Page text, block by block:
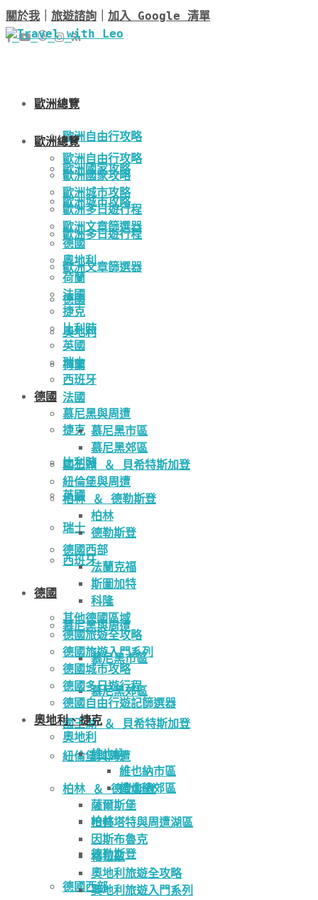
關於我 旅遊諮詢 加入 Google 清單
歐洲總覽
歐洲自由行攻略
歐洲國家攻略
歐洲城市攻略
歐洲多日遊行程
歐洲文章篩選器
德國
奧地利
荷蘭
法國
捷克
比利時
英國
瑞士
西班牙
德國
慕尼黑與周遭
慕尼黑市區
慕尼黑郊區
國王湖 ＆ 貝希特斯加登
紐倫堡與周遭
柏林 ＆ 德勒斯登
柏林
德勒斯登
德國西部
歐洲總覽
歐洲自由行攻略
歐洲國家攻略
歐洲城市攻略
歐洲多日遊行程
歐洲文章篩選器
德國
奧地利
荷蘭
法國
捷克
比利時
英國
瑞士
西班牙
德國
慕尼黑與周遭
慕尼黑市區
慕尼黑郊區
國王湖 ＆ 貝希特斯加登
紐倫堡與周遭
柏林 ＆ 德勒斯登
柏林
德勒斯登
德國西部
法蘭克福
斯圖加特
科隆
其他德國區域
德國旅遊全攻略
德國旅遊入門系列
德國城市攻略
德國多日遊行程
德國自由行遊記篩選器
奧地利、捷克
奧地利
維也納
維也納市區
維也納郊區
薩爾斯堡
哈修塔特與周遭湖區
因斯布魯克
格拉茲
奧地利旅遊全攻略
奧地利旅遊入門系列